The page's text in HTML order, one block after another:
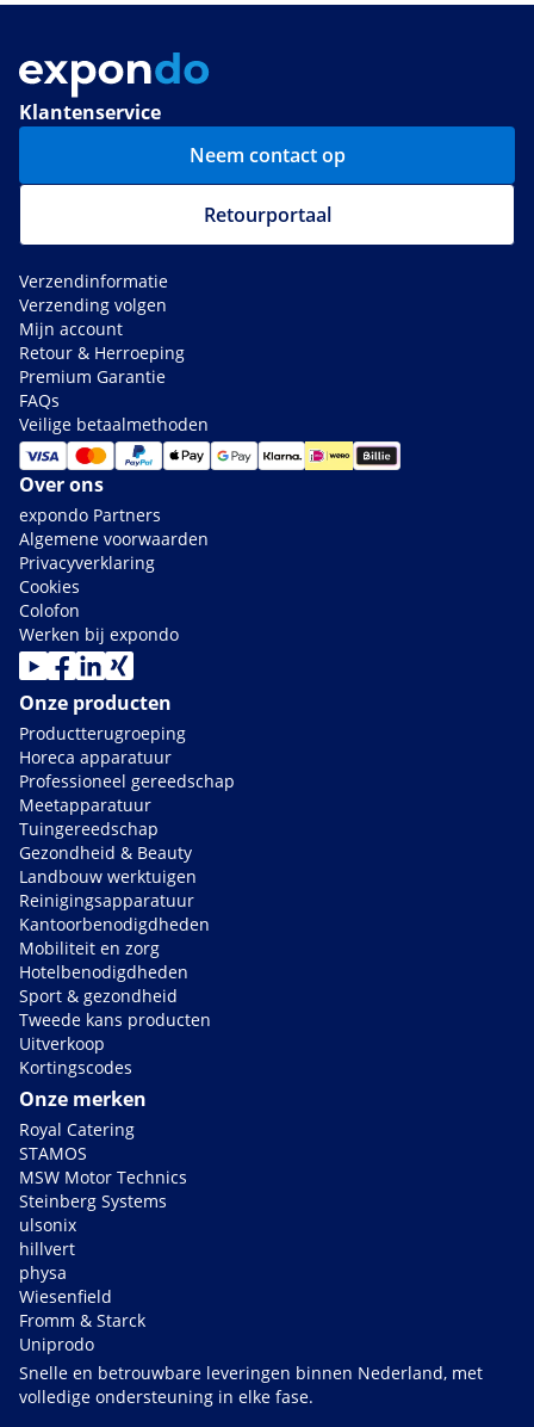
Klantenservice
Neem contact op
Retourportaal
Verzendinformatie
Verzending volgen
Mijn account
Retour & Herroeping
Premium Garantie
FAQs
Veilige betaalmethoden
Over ons
expondo Partners
Algemene voorwaarden
Privacyverklaring
Cookies
Colofon
Werken bij expondo
Onze producten
Productterugroeping
Horeca apparatuur
Professioneel gereedschap
Meetapparatuur
Tuingereedschap
Gezondheid & Beauty
Landbouw werktuigen
Reinigingsapparatuur
Kantoorbenodigdheden
Mobiliteit en zorg
Hotelbenodigdheden
Sport & gezondheid
Tweede kans producten
Uitverkoop
Kortingscodes
Onze merken
Royal Catering
STAMOS
MSW Motor Technics
Steinberg Systems
ulsonix
hillvert
physa
Wiesenfield
Fromm & Starck
Uniprodo
Snelle en betrouwbare leveringen binnen Nederland, met
volledige ondersteuning in elke fase.